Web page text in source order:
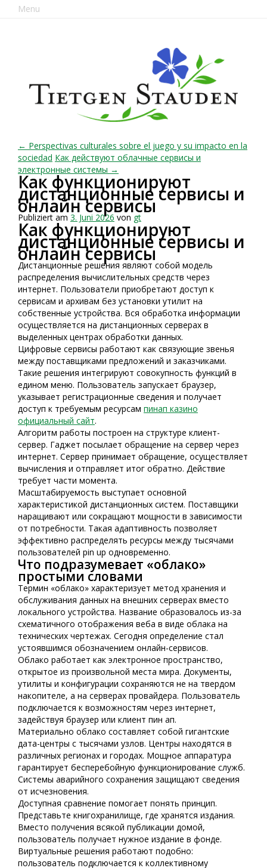
Menu
← Perspectivas culturales sobre el juego y su impacto en la
sociedad Как действуют облачные сервисы и
электронные системы →
Как функционируют
дистанционные сервисы и
онлайн сервисы
Publiziert am 3. Juni 2026 von gt
Как функционируют
дистанционные сервисы и
онлайн сервисы
Дистанционные решения являют собой модель
распределения вычислительных средств через
интернет. Пользователи приобретают доступ к
сервисам и архивам без установки утилит на
собственные устройства. Вся обработка информации
осуществляется на дистанционных серверах в
выделенных центрах обработки данных.
Цифровые сервисы работают как связующие звенья
между поставщиками предложений и заказчиками.
Такие решения интегрируют совокупность функций в
едином меню. Пользователь запускает браузер,
указывает регистрационные сведения и получает
доступ к требуемым ресурсам пинап казино
официальный сайт.
Алгоритм работы построен на структуре клиент-
сервер. Гаджет посылает обращение на сервер через
интернет. Сервер принимает обращение, осуществляет
вычисления и отправляет итог обратно. Действие
требует части момента.
Масштабируемость выступает основной
характеристикой дистанционных систем. Поставщики
наращивают или сокращают мощности в зависимости
от потребности. Такая адаптивность позволяет
эффективно распределять ресурсы между тысячами
пользователей pin up одновременно.
Что подразумевает «облако»
простыми словами
Термин «облако» характеризует метод хранения и
обслуживания данных на внешних серверах вместо
локального устройства. Название образовалось из-за
схематичного отображения веба в виде облака на
технических чертежах. Сегодня определение стал
устоявшимся обозначением онлайн-сервисов.
Облако работает как электронное пространство,
открытое из произвольной места мира. Документы,
утилиты и конфигурации сохраняются не на твердом
накопителе, а на серверах провайдера. Пользователь
подключается к возможностям через интернет,
задействуя браузер или клиент пин ап.
Материально облако составляет собой гигантские
дата-центры с тысячами узлов. Центры находятся в
различных регионах и городах. Мощное аппаратура
гарантирует бесперебойную функционирование служб.
Системы аварийного сохранения защищают сведения
от исчезновения.
Доступная сравнение помогает понять принцип.
Представьте книгохранилище, где хранятся издания.
Вместо получения всякой публикации домой,
пользователь получает нужное издание в фонде.
Виртуальные решения работают подобно:
пользователь подключается к коллективному